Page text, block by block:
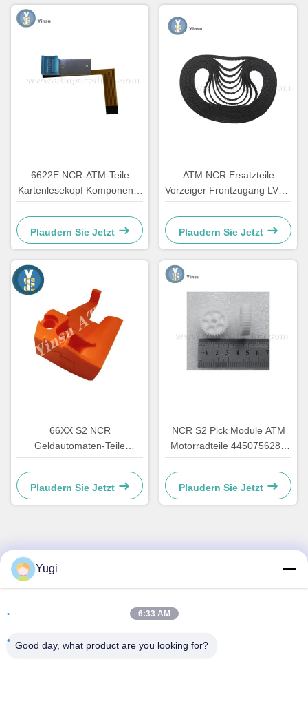
6622E NCR-ATM-Teile
Kartenlesekopf Komponente
Neugestaltung
Plaudern Sie Jetzt
ATM NCR Ersatzteile
Vorzeiger Frontzugang LVDT
Gurt 4450544331
Plaudern Sie Jetzt
66XX S2 NCR
Geldautomaten-Teile
Automatikkassiersystem
Hardware Kunststoff C
Rückziehverschluss
4450759179
Plaudern Sie Jetzt
NCR S2 Pick Module ATM
Motorradteile 4450756286
OEM
Plaudern Sie Jetzt
Schneller Kontakt
Zimmer 502, Gebäude 5, Immobilienpark Qide, Nr. 2-1,
Stadt Beijiao, Foshan, Guangdong, China
Yugi
6:33 AM
Good day, what product are you looking for?